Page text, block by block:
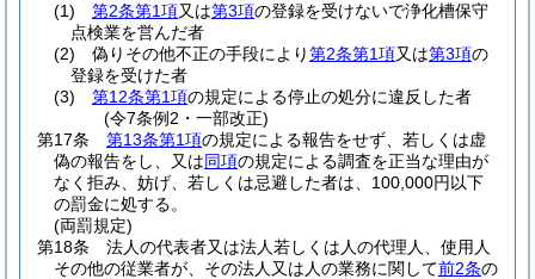
(1)
第2条第1項又は第3項の登録を受けないで浄化槽保守
点検業を営んだ者
(2)
偽りその他不正の手段により第2条第1項又は第3項の
登録を受けた者
(3)
第12条第1項の規定による停止の処分に違反した者
(令7条例2・一部改正)
第17条
第13条第1項の規定による報告をせず、若しくは虚
偽の報告をし、又は同項の規定による調査を正当な理由が
なく拒み、妨げ、若しくは忌避した者は、100,000円以下
の罰金に処する。
(両罰規定)
第18条
法人の代表者又は法人若しくは人の代理人、使用人
その他の従業者が、その法人又は人の業務に関して前2条の